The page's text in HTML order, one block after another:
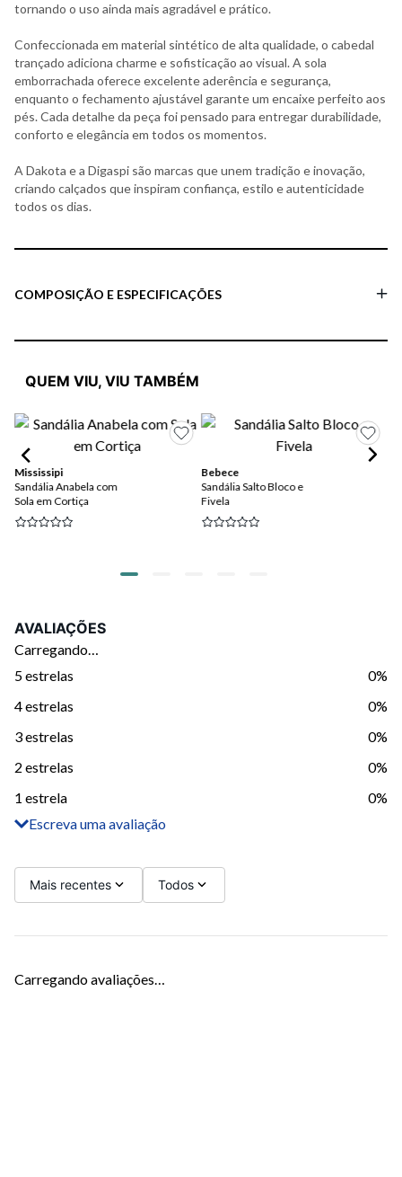
tornando o uso ainda mais agradável e prático.
Confeccionada em material sintético de alta qualidade, o cabedal
trançado adiciona charme e sofisticação ao visual. A sola
emborrachada oferece excelente aderência e segurança,
enquanto o fechamento ajustável garante um encaixe perfeito aos
pés. Cada detalhe da peça foi pensado para entregar durabilidade,
conforto e elegância em todos os momentos.
A Dakota e a Digaspi são marcas que unem tradição e inovação,
criando calçados que inspiram confiança, estilo e autenticidade
todos os dias.
COMPOSIÇÃO E ESPECIFICAÇÕES
QUEM VIU, VIU TAMBÉM
Mississipi
Sandália Anabela com
Sola em Cortiça
Bebece
Sandália Salto Bloco e
Fivela
AVALIAÇÕES
Carregando…
5 estrelas
0%
4 estrelas
0%
3 estrelas
0%
2 estrelas
0%
1 estrela
0%
Escreva uma avaliação
Título
Avalie o produto de 1 a 5 estrelas
Seu nome
Mais recentes Todos
Carregando avaliações…